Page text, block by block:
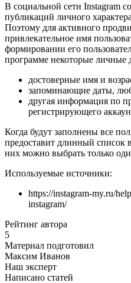
В социальной сети Instagram
публикаций личного
Поэтому для активного
привлекательное имя
формировании его
программе некоторые личные
достоверные имя и
запоминающие даты,
другая информация по
регистрирующего
Когда будут заполнены все
предоставит длинный список
них можно выбрать только
Используемые источники:
https://instagram-my.ru/
instagram/
Рейтинг автора
5
Материал подготовил
Максим Иванов
Наш эксперт
Написано статей